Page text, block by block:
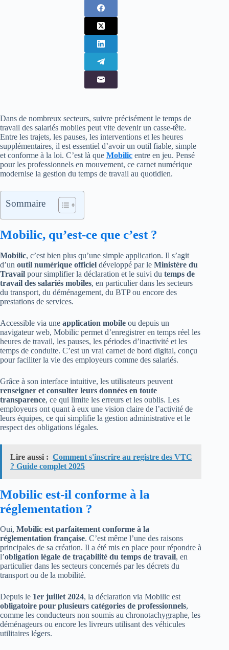
Dans de nombreux secteurs, suivre précisément le temps de
travail des salariés mobiles peut vite devenir un casse-tête.
Entre les trajets, les pauses, les interventions et les heures
supplémentaires, il est essentiel d’avoir un outil fiable, simple
et conforme à la loi. C’est là que Mobilic entre en jeu. Pensé
pour les professionnels en mouvement, ce carnet numérique
modernise la gestion du temps de travail au quotidien.
Sommaire
Mobilic, qu’est-ce que c’est ?
Mobilic, c’est bien plus qu’une simple application. Il s’agit
d’un outil numérique officiel développé par le Ministère du
Travail pour simplifier la déclaration et le suivi du temps de
travail des salariés mobiles, en particulier dans les secteurs
du transport, du déménagement, du BTP ou encore des
prestations de services.
Accessible via une application mobile ou depuis un
navigateur web, Mobilic permet d’enregistrer en temps réel les
heures de travail, les pauses, les périodes d’inactivité et les
temps de conduite. C’est un vrai carnet de bord digital, conçu
pour faciliter la vie des employeurs comme des salariés.
Grâce à son interface intuitive, les utilisateurs peuvent
renseigner et consulter leurs données en toute
transparence, ce qui limite les erreurs et les oublis. Les
employeurs ont quant à eux une vision claire de l’activité de
leurs équipes, ce qui simplifie la gestion administrative et le
respect des obligations légales.
Lire aussi : Comment s'inscrire au registre des VTC
? Guide complet 2025
Mobilic est-il conforme à la
réglementation ?
Oui, Mobilic est parfaitement conforme à la
réglementation française. C’est même l’une des raisons
principales de sa création. Il a été mis en place pour répondre à
l’obligation légale de traçabilité du temps de travail, en
particulier dans les secteurs concernés par les décrets du
transport ou de la mobilité.
Depuis le 1er juillet 2024, la déclaration via Mobilic est
obligatoire pour plusieurs catégories de professionnels,
comme les conducteurs non soumis au chronotachygraphe, les
déménageurs ou encore les livreurs utilisant des véhicules
utilitaires légers.